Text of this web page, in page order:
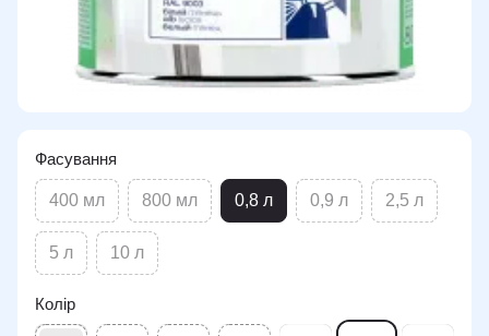
Фасування
400 мл 800 мл 0,8 л 0,9 л 2,5 л
5 л 10 л
Колір